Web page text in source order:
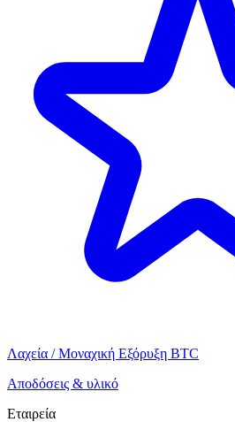
Λαχεία / Μοναχική Εξόρυξη BTC
Αποδόσεις & υλικό
Εταιρεία